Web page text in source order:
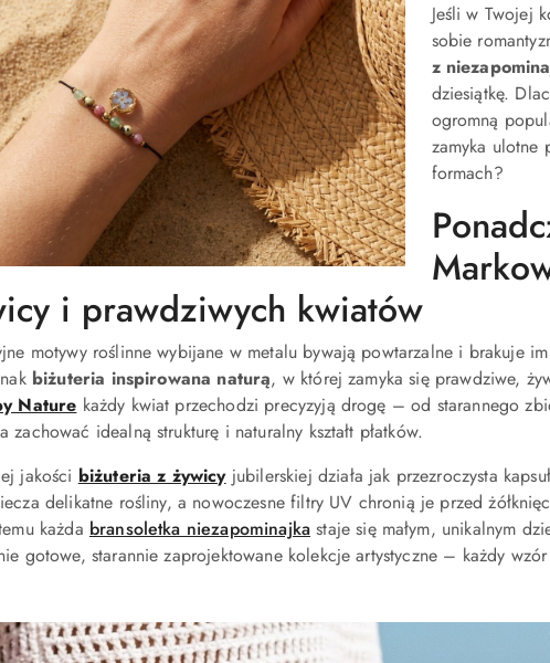
Jeśli w Twojej
sobie
z
dziesiątkę.
ogromną
zamyka ulotne
formach?
i prawdziwych kwiatów
motywy roślinne wybijane w metalu bywają powtarzalne i brakuje
biżuteria inspirowana naturą, w której zamyka się prawdziwe,
Nature każdy kwiat przechodzi precyzyją drogę – od starannego
zachować idealną strukturę i naturalny kształt płatków.
jakości biżuteria z żywicyjubilerskiej działa jak przezroczysta
delikatne rośliny, a nowoczesne filtry UV chronią je przed
każda bransoletka niezapominajka staje się małym, unikalnym
gotowe, starannie zaprojektowane kolekcje artystyczne – każdy